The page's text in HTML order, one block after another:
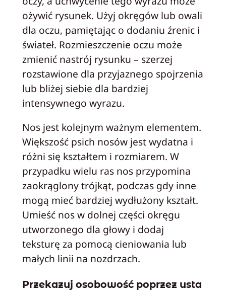
ożywić rysunek. Użyj okręgów lub owali
dla oczu, pamiętając o dodaniu źrenic i
świateł. Rozmieszczenie oczu może
zmienić nastrój rysunku – szerzej
rozstawione dla przyjaznego spojrzenia
lub bliżej siebie dla bardziej
intensywnego wyrazu.
Nos jest kolejnym ważnym elementem.
Większość psich nosów jest wydatna i
różni się kształtem i rozmiarem. W
przypadku wielu ras nos przypomina
zaokrąglony trójkąt, podczas gdy inne
mogą mieć bardziej wydłużony kształt.
Umieść nos w dolnej części okręgu
utworzonego dla głowy i dodaj
teksturę za pomocą cieniowania lub
małych linii na nozdrzach.
Przekazuj osobowość poprzez usta